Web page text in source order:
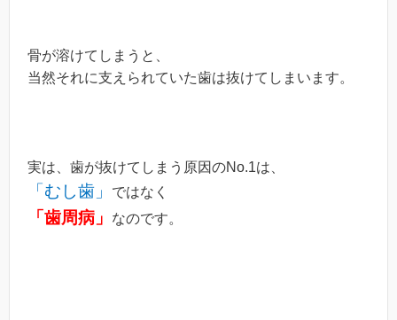
骨が溶けてしまうと、
当然それに支えられていた歯は抜けてしまいます。
実は、歯が抜けてしまう原因のNo.1は、
「むし歯」 ではなく
「歯周病」 なのです。